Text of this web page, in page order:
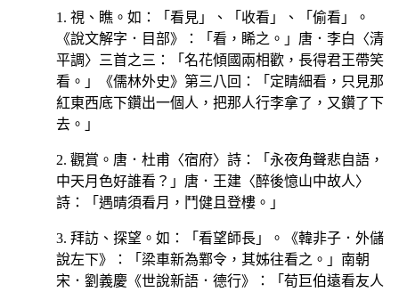
1. 視、瞧。如：「看見」、「收看」、「偷看」。
《說文解字．目部》：「看，睎之。」唐．李白〈清
平調〉三首之三：「名花傾國兩相歡，長得君王帶笑
看。」《儒林外史》第三八回：「定睛細看，只見那
紅東西底下鑽出一個人，把那人行李拿了，又鑽了下
去。」
2. 觀賞。唐．杜甫〈宿府〉詩：「永夜角聲悲自語，
中天月色好誰看？」唐．王建〈醉後憶山中故人〉
詩：「遇晴須看月，鬥健且登樓。」
3. 拜訪、探望。如：「看望師長」。《韓非子．外儲
說左下》：「梁車新為鄴令，其姊往看之。」南朝
宋．劉義慶《世說新語．德行》：「荀巨伯遠看友人